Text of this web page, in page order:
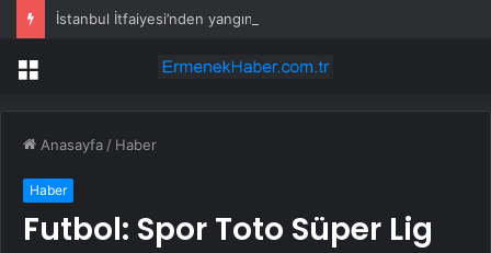
İstanbul İtfaiyesi’nden yangın riskine karşı videolu uyarı
Menü
Anasayfa / Haber
Haber
Futbol: Spor Toto Süper Lig